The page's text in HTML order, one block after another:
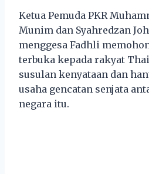
Ketua Pemuda PKR
Munim dan Syahredzan
menggesa Fadhli
terbuka kepada rakyat
susulan kenyataan dan
usaha gencatan senjata
negara itu.